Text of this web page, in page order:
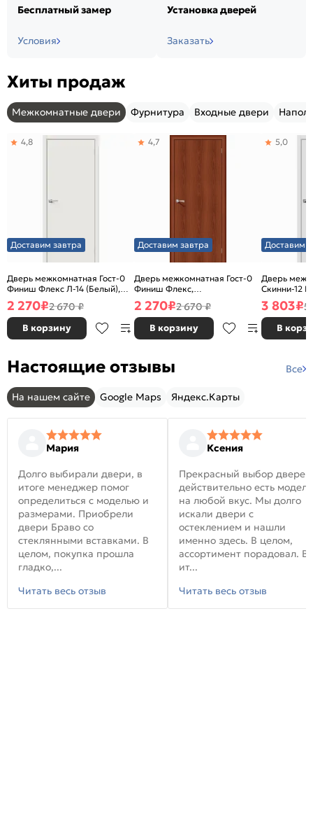
Бесплатный замер
Условия
Установка дверей
Заказать
Хиты продаж
Межкомнатные двери Фурнитура Входные двери
Доставим завтра
Дверь межкомнатная Гост-0
Финиш Флекс Л-14 (Белый),
глухая, каркасно-щитовая
4,8
2 270₽2 670 ₽
В корзину
Доставим завтра
Дверь межкомнатная Гост-0
Финиш Флекс,
Ламинированные Л-11
(ИталОрех), глухая, каркасно-
щитовая
4,7
2 270₽2 670 ₽
В корзину
Доставим
Дверь
Скинни-12
глухая,
5,0
3 803₽5
В
Настоящие отзывы Все
На нашем сайте Google Maps Яндекс.Карты
Мария
Долго выбирали двери, в
итоге менеджер помог
определиться с моделью и
размерами. Приобрели
двери Браво со
стеклянными вставками. В
целом, покупка прошла
гладко,...
Читать весь отзыв
Ксения
Прекрасный выбор
действительно есть модели
на любой вкус. Мы долго
искали двери с
остеклением и нашли
именно здесь. В целом,
ассортимент порадовал. В
ит...
Читать весь отзыв